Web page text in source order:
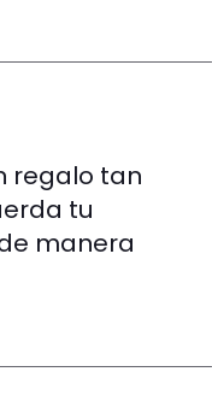
regalo tan
tu
manera